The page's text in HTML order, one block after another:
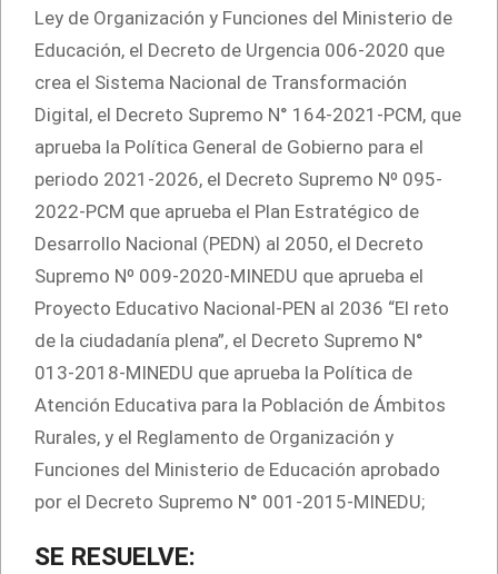
Ley de Organización y Funciones del Ministerio de
Educación, el Decreto de Urgencia 006-2020 que
crea el Sistema Nacional de Transformación
Digital, el Decreto Supremo N° 164-2021-PCM, que
aprueba la Política General de Gobierno para el
periodo 2021-2026, el Decreto Supremo Nº 095-
2022-PCM que aprueba el Plan Estratégico de
Desarrollo Nacional (PEDN) al 2050, el Decreto
Supremo Nº 009-2020-MINEDU que aprueba el
Proyecto Educativo Nacional-PEN al 2036 “El reto
de la ciudadanía plena”, el Decreto Supremo N°
013-2018-MINEDU que aprueba la Política de
Atención Educativa para la Población de Ámbitos
Rurales, y el Reglamento de Organización y
Funciones del Ministerio de Educación aprobado
por el Decreto Supremo N° 001-2015-MINEDU;
SE RESUELVE: